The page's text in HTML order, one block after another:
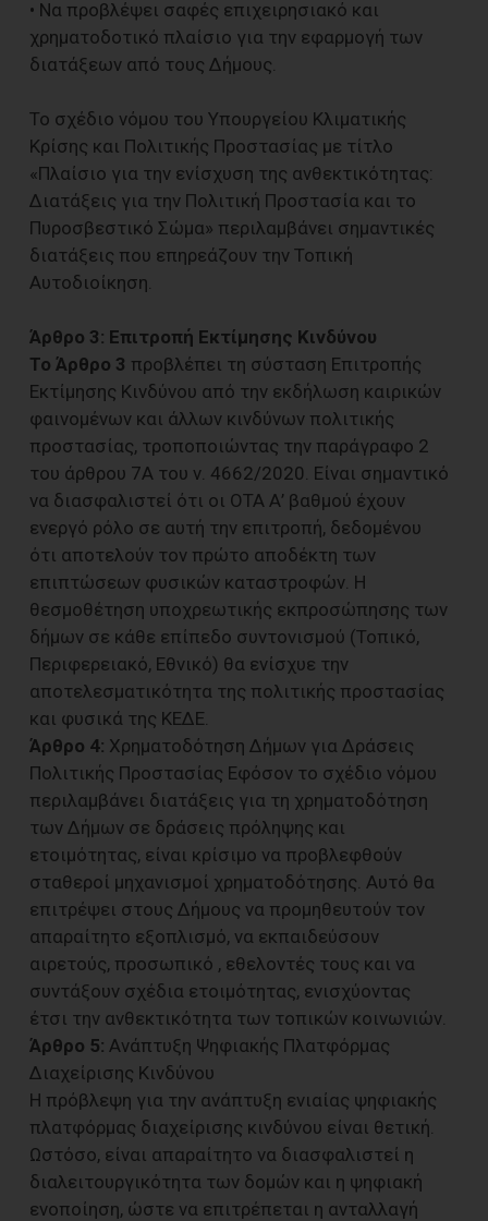
• Να προβλέψει σαφές επιχειρησιακό και
χρηματοδοτικό πλαίσιο για την εφαρμογή των
διατάξεων από τους Δήμους.
Το σχέδιο νόμου του Υπουργείου Κλιματικής
Κρίσης και Πολιτικής Προστασίας με τίτλο
«Πλαίσιο για την ενίσχυση της ανθεκτικότητας:
Διατάξεις για την Πολιτική Προστασία και το
Πυροσβεστικό Σώμα» περιλαμβάνει σημαντικές
διατάξεις που επηρεάζουν την Τοπική
Αυτοδιοίκηση.
Άρθρο 3: Επιτροπή Εκτίμησης Κινδύνου
Το Άρθρο 3 προβλέπει τη σύσταση Επιτροπής
Εκτίμησης Κινδύνου από την εκδήλωση καιρικών
φαινομένων και άλλων κινδύνων πολιτικής
προστασίας, τροποποιώντας την παράγραφο 2
του άρθρου 7Α του ν. 4662/2020. Είναι σημαντικό
να διασφαλιστεί ότι οι ΟΤΑ Α’ βαθμού έχουν
ενεργό ρόλο σε αυτή την επιτροπή, δεδομένου
ότι αποτελούν τον πρώτο αποδέκτη των
επιπτώσεων φυσικών καταστροφών. Η
θεσμοθέτηση υποχρεωτικής εκπροσώπησης των
δήμων σε κάθε επίπεδο συντονισμού (Τοπικό,
Περιφερειακό, Εθνικό) θα ενίσχυε την
αποτελεσματικότητα της πολιτικής προστασίας
και φυσικά της ΚΕΔΕ.
Άρθρο 4: Χρηματοδότηση Δήμων για Δράσεις
Πολιτικής Προστασίας Εφόσον το σχέδιο νόμου
περιλαμβάνει διατάξεις για τη χρηματοδότηση
των Δήμων σε δράσεις πρόληψης και
ετοιμότητας, είναι κρίσιμο να προβλεφθούν
σταθεροί μηχανισμοί χρηματοδότησης. Αυτό θα
επιτρέψει στους Δήμους να προμηθευτούν τον
απαραίτητο εξοπλισμό, να εκπαιδεύσουν
αιρετούς, προσωπικό , εθελοντές τους και να
συντάξουν σχέδια ετοιμότητας, ενισχύοντας
έτσι την ανθεκτικότητα των τοπικών κοινωνιών.
Άρθρο 5: Ανάπτυξη Ψηφιακής Πλατφόρμας
Διαχείρισης Κινδύνου
Η πρόβλεψη για την ανάπτυξη ενιαίας ψηφιακής
πλατφόρμας διαχείρισης κινδύνου είναι θετική.
Ωστόσο, είναι απαραίτητο να διασφαλιστεί η
διαλειτουργικότητα των δομών και η ψηφιακή
ενοποίηση, ώστε να επιτρέπεται η ανταλλαγή